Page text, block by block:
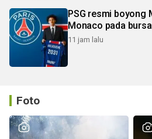
PSG resmi boyong
Monaco pada
11 jam lalu
Foto